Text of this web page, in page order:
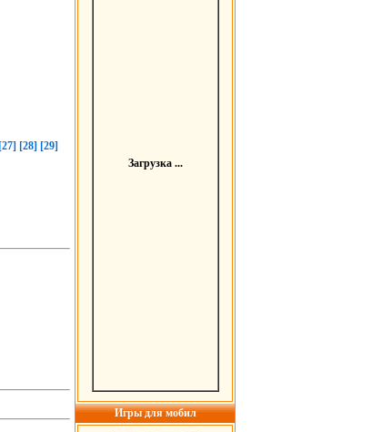
[27] [28] [29]
Загрузка ...
Игры для мобил